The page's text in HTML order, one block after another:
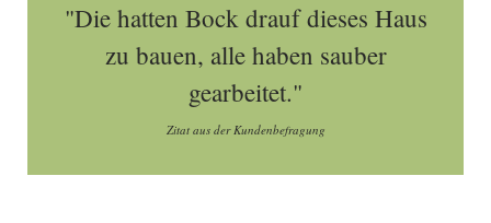
"Die hatten Bock drauf dieses Haus
zu bauen, alle haben sauber
gearbeitet."
Zitat aus der Kundenbefragung